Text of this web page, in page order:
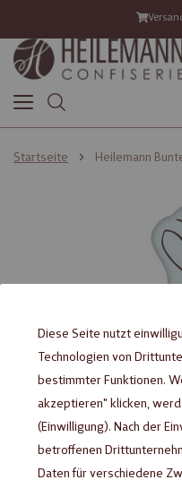
Startseite Heilemann
springen
springen
Diese Seite nutzt
Technologien von
bestimmter Funktionen.
akzeptieren" klicken,
(Einwilligung). Nach der
betroffenen
Daten für verschiedene